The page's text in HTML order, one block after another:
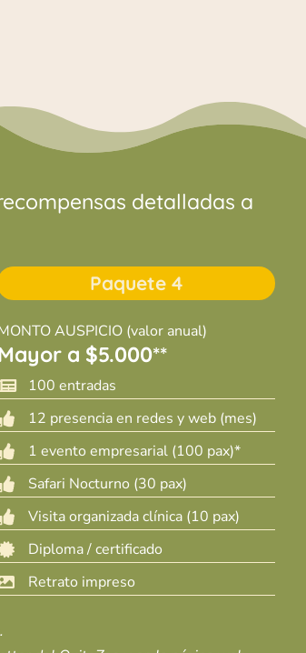
detalladas a
Paquete 4
AUSPICIO (valor anual)
a $5.000**
100 entradas
12 presencia en redes y web (mes)
1 evento empresarial (100 pax)*
Safari Nocturno (30 pax)
Visita organizada clínica (10 pax)
Diploma / certificado
Retrato impreso